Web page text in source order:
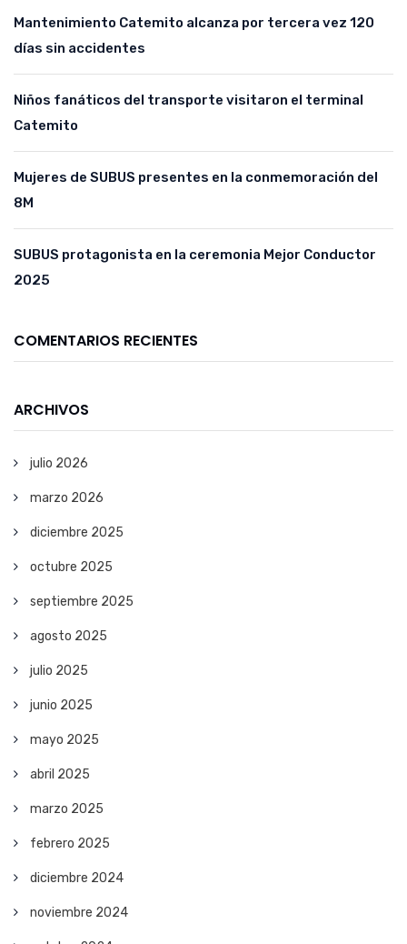
Mantenimiento Catemito alcanza por tercera vez 120
días sin accidentes
Niños fanáticos del transporte visitaron el terminal
Catemito
Mujeres de SUBUS presentes en la conmemoración del
8M
SUBUS protagonista en la ceremonia Mejor Conductor
2025
COMENTARIOS RECIENTES
ARCHIVOS
julio 2026
marzo 2026
diciembre 2025
octubre 2025
septiembre 2025
agosto 2025
julio 2025
junio 2025
mayo 2025
abril 2025
marzo 2025
febrero 2025
diciembre 2024
noviembre 2024